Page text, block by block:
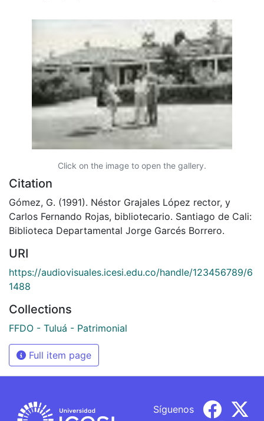
Click on the image to open the gallery.
Citation
Gómez, G. (1991). Néstor Grajales López rector, y
Carlos Fernando Rojas, bibliotecario. Santiago de Cali:
Biblioteca Departamental Jorge Garcés Borrero.
URI
https://audiovisuales.icesi.edu.co/handle/123456789/6
1488
Collections
FFDO - Tuluá - Patrimonial
Full item page
Síguenos